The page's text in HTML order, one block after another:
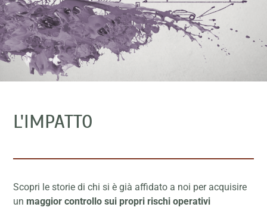
L'IMPATTO
Scopri le storie di chi si è già affidato a noi per acquisire
un maggior controllo sui propri rischi operativi